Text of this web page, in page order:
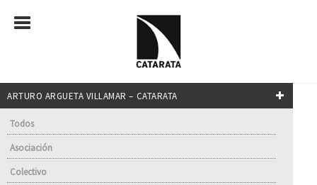
ARTURO ARGUETA VILLAMAR – CATARATA
Todos
Asociación
Colectivo